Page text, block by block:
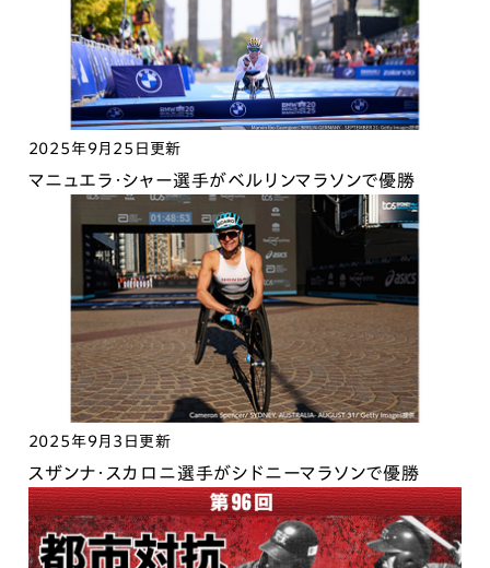
2025年9月25日更新
マニュエラ・シャー選手がベルリンマラソンで優勝
2025年9月3日更新
スザンナ・スカロニ選手がシドニーマラソンで優勝